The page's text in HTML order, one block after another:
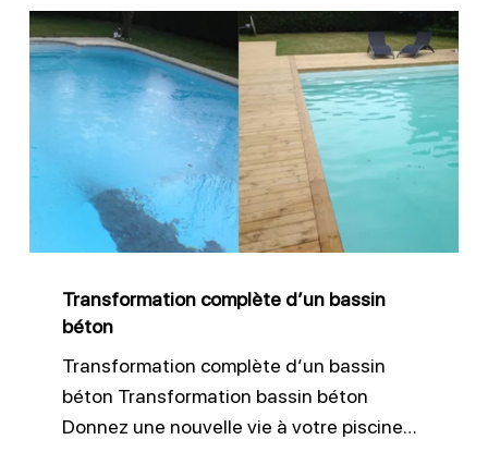
Transformation
complète
bassin
béton
Transformation complète d’un bassin
béton
Transformation complète d’un bassin
béton Transformation bassin béton
Donnez une nouvelle vie à votre piscine…